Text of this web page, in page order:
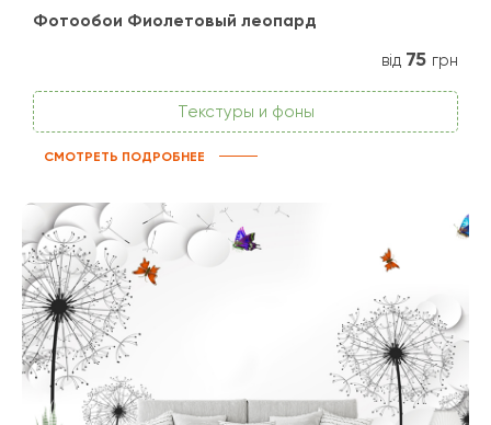
Фотообои Фиолетовый леопард
від 75 грн
Текстуры и фоны
СМОТРЕТЬ ПОДРОБНЕЕ